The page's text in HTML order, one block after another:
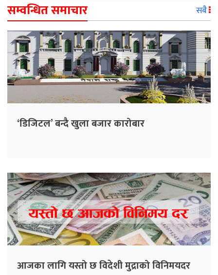
सम्वन्धित समाचार सबै
‘डिजिटल’ बन्दै खुला बजार कारोबार
आजका लागि यस्तो छ विदेशी मुद्राको विनिमयदर